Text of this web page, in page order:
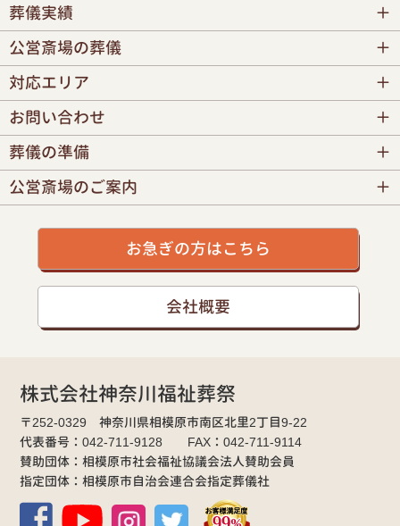
葬儀実績
公営斎場の葬儀
対応エリア
お問い合わせ
葬儀の準備
公営斎場のご案内
お急ぎの方はこちら
会社概要
株式会社神奈川福祉葬祭
〒252-0329 神奈川県相模原市南区北里2丁目9-22
代表番号：042-711-9128 FAX：042-711-9114
賛助団体：相模原市社会福祉協議会法人賛助会員
指定団体：相模原市自治会連合会指定葬儀社